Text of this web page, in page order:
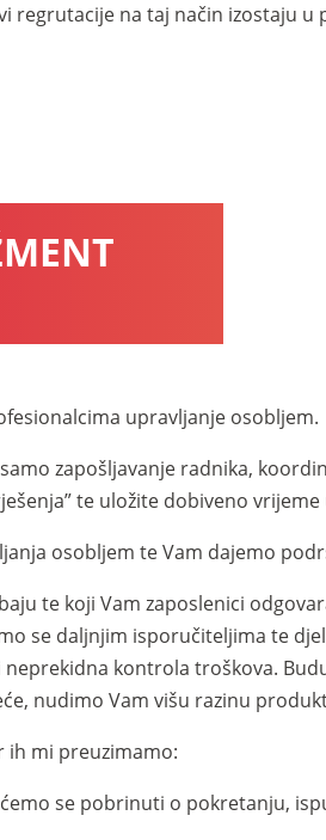
regrutacije na taj način izostaju u
upravljanje osobljem.
zapošljavanje radnika,
te uložite dobiveno
osobljem te Vam dajemo
te koji Vam zaposlenici
se daljnjim isporučiteljima te
kontrola troškova.
nudimo Vam višu razinu
ih mi preuzimamo:
se pobrinuti o pokretanju,